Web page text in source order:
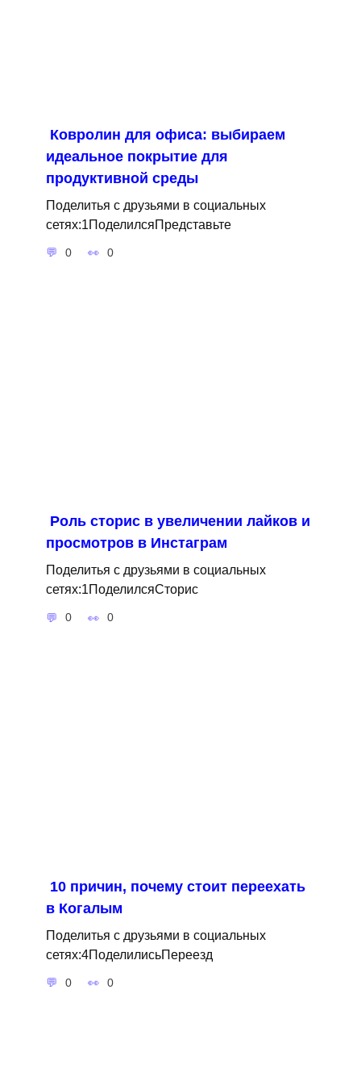
Ковролин для офиса: выбираем
идеальное покрытие для
продуктивной среды
Поделитья с друзьями в социальных
сетях:1ПоделилсяПредставьте
0 0
Роль сторис в увеличении лайков и
просмотров в Инстаграм
Поделитья с друзьями в социальных
сетях:1ПоделилсяСторис
0 0
10 причин, почему стоит переехать
в Когалым
Поделитья с друзьями в социальных
сетях:4ПоделилисьПереезд
0 0